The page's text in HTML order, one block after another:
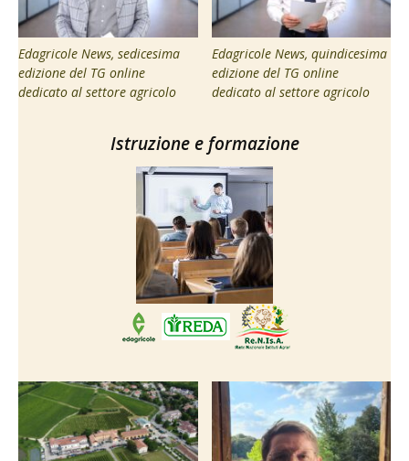
Edagricole News, sedicesima
edizione del TG online
dedicato al settore agricolo
Edagricole News, quindicesima
edizione del TG online
dedicato al settore agricolo
Istruzione e formazione